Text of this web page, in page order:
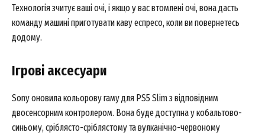
Технологія зчитує ваші очі, і якщо у вас втомлені очі, вона дасть
команду машині приготувати каву еспресо, коли ви повернетесь
додому.
Ігрові аксесуари
Sony оновила кольорову гаму для PS5 Slim з відповідним
двосенсорним контролером. Вона буде доступна у кобальтово-
синьому, сріблясто-сріблястому та вулканічно-червоному